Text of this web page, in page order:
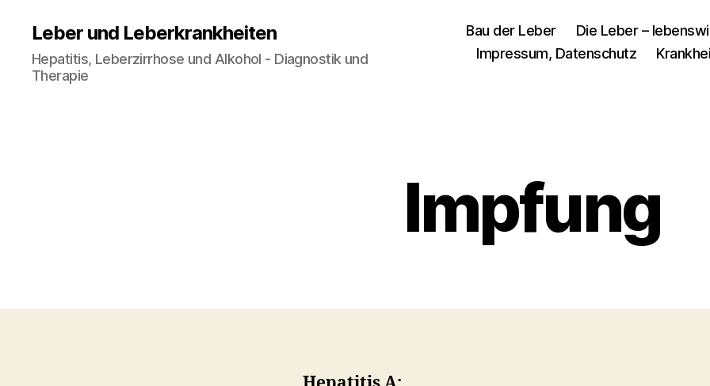
Leber und Leberkrankheiten
Hepatitis, Leberzirrhose und Alkohol - Diagnostik und
Therapie
Bau der Leber
Die Leber –
Impressum, Datenschutz
Impfung